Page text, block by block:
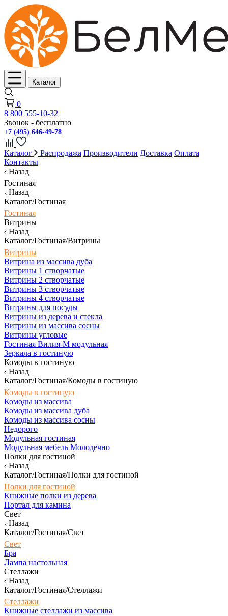
Каталог
0
8 800 555-10-32
Звонок - бесплатно
+7 (495) 646-49-78
Каталог Распродажа Производители Доставка Оплата
Контакты
Назад
Гостиная
Назад
Каталог/Гостиная
Гостиная
Витрины
Назад
Каталог/Гостиная/Витрины
Витрины
Витрина из массива дуба
Витрины 1 створчатые
Витрины 2 створчатые
Витрины 3 створчатые
Витрины 4 створчатые
Витрины для посуды
Витрины из дерева и стекла
Витрины из массива сосны
Витрины угловые
Гостиная Вилия-М модульная
Зеркала в гостиную
Комоды в гостиную
Назад
Каталог/Гостиная/Комоды в гостиную
Комоды в гостиную
Комоды из массива
Комоды из массива дуба
Комоды из массива сосны
Недорого
Модульная гостиная
Модульная мебель Молодечно
Полки для гостиной
Назад
Каталог/Гостиная/Полки для гостиной
Полки для гостиной
Книжные полки из дерева
Портал для камина
Свет
Назад
Каталог/Гостиная/Свет
Свет
Бра
Лампа настольная
Стеллажи
Назад
Каталог/Гостиная/Стеллажи
Стеллажи
Книжные стеллажи из массива